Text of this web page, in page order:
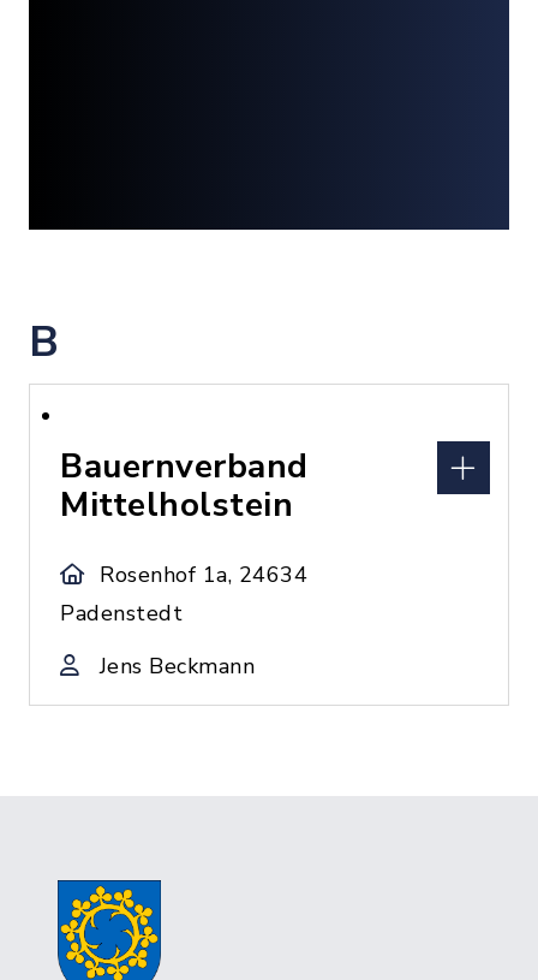
B
Bauernverband
Mittelholstein
Rosenhof 1a, 24634
Padenstedt
Jens Beckmann